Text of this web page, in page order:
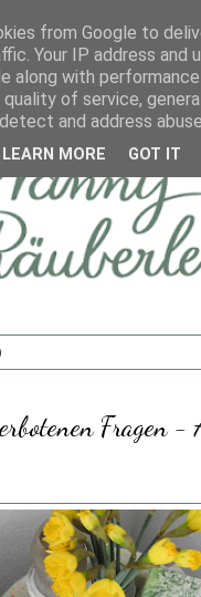
Fragen -
from Google to
Your IP address and
along with
of service,
and address
LEARN MORE GOT IT